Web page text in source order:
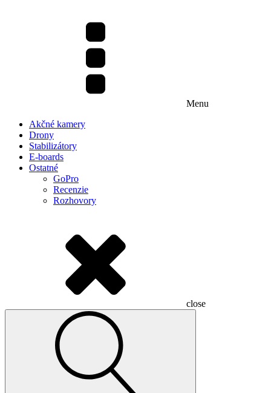
Menu
Akčné kamery
Drony
Stabilizátory
E-boards
Ostatné
GoPro
Recenzie
Rozhovory
close